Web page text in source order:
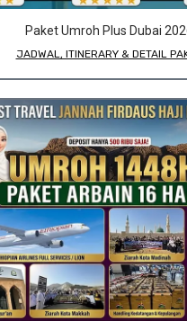
Paket Umroh Plus Dubai
JADWAL, ITINERARY & DETAIL